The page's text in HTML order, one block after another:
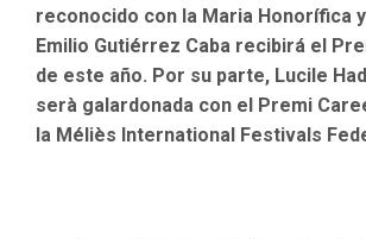
reconocido con la Maria Honorífica
Emilio Gutiérrez Caba recibirá el
de este año. Por su parte, Lucile
serà galardonada con el Premi
la Méliès International Festivals